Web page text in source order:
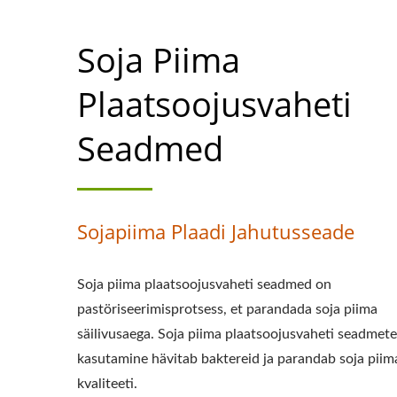
Soja Piima
Plaatsoojusvaheti
Seadmed
Sojapiima Plaadi Jahutusseade
Soja piima plaatsoojusvaheti seadmed on
pastöriseerimisprotsess, et parandada soja piima
säilivusaega. Soja piima plaatsoojusvaheti seadmete
kasutamine hävitab baktereid ja parandab soja
kvaliteeti.